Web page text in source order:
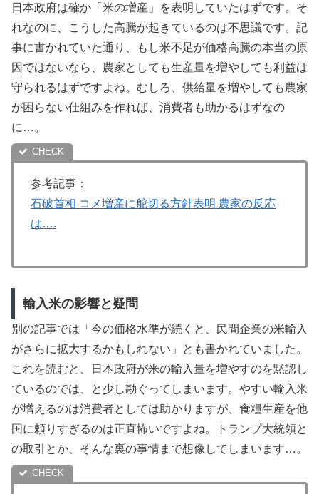
日本政府は確か「米の増産」を表明していたはずです。そ
れなのに、こうした高騰が起きているのは不思議です。記
事に書かれていた通り、もし米不足が価格高騰の本当の原
因ではないなら、農家としても生産量を増やしても利益は
守られるはずですよね。むしろ、供給量を増やしても農家
が困らない仕組みを作れば、消費者も助かるはずなの
に…。
参考記事：
石破首相 コメ増産に舵切る方針表明 農家の反応
は….
輸入米の影響と疑問
別の記事では「今の価格水準が続くと、民間企業の米輸入
がさらに拡大するかもしれない」とも書かれていました。
これを読むと、日本政府が米の輸入量を増やすのを黙認し
ているのでは、と少し勘ぐってしまいます。やすい輸入米
が増えるのは消費者としては助かりますが、食糧生産を他
国に頼りすぎるのは正直怖いですよね。トランプ大統領と
の取引とか、そんな裏の事情まで想像してしまいます…。